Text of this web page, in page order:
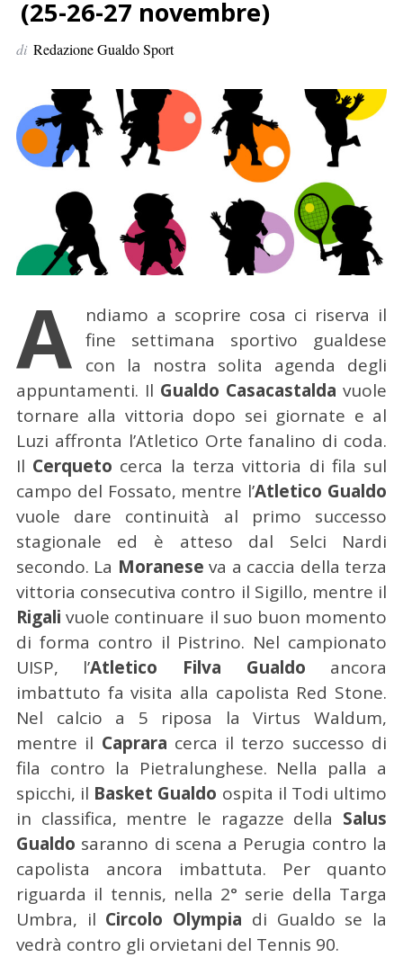
e
r
(25-26-27 novembre)
di Redazione Gualdo Sport
A
ndiamo a scoprire cosa ci riserva il
fine settimana sportivo gualdese
con la nostra solita agenda degli
appuntamenti. Il Gualdo Casacastalda vuole
tornare alla vittoria dopo sei giornate e al
Luzi affronta l’Atletico Orte fanalino di coda.
Il Cerqueto cerca la terza vittoria di fila sul
campo del Fossato, mentre l’Atletico Gualdo
vuole dare continuità al primo successo
stagionale ed è atteso dal Selci Nardi
secondo. La Moranese va a caccia della terza
vittoria consecutiva contro il Sigillo, mentre il
Rigali vuole continuare il suo buon momento
di forma contro il Pistrino. Nel campionato
UISP, l’Atletico Filva Gualdo ancora
imbattuto fa visita alla capolista Red Stone.
Nel calcio a 5 riposa la Virtus Waldum,
mentre il Caprara cerca il terzo successo di
fila contro la Pietralunghese. Nella palla a
spicchi, il Basket Gualdo ospita il Todi ultimo
in classifica, mentre le ragazze della Salus
Gualdo saranno di scena a Perugia contro la
capolista ancora imbattuta. Per quanto
riguarda il tennis, nella 2° serie della Targa
Umbra, il Circolo Olympia di Gualdo se la
vedrà contro gli orvietani del Tennis 90.